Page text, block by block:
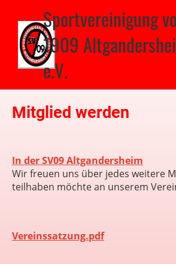
Sportvereinigung
1909
e.V.
Mitglied werden
In der SV09 Altgandersheim
Wir freuen uns über jedes weitere
teilhaben möchte an unserem
Vereinssatzung.pdf